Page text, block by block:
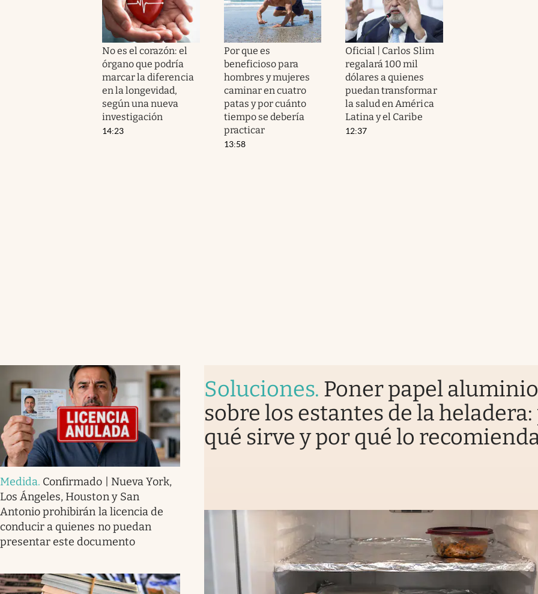
No es el corazón: el
órgano que podría
marcar la diferencia
en la longevidad,
según una nueva
investigación
14:23
Por que es
beneficioso para
hombres y mujeres
caminar en cuatro
patas y por cuánto
tiempo se debería
practicar
13:58
Oficial | Carlos Slim
regalará 100 mil
dólares a quienes
puedan transformar
la salud en América
Latina y el Caribe
12:37
Medida. Confirmado | Nueva York,
Los Ángeles, Houston y San
Antonio prohibirán la licencia de
conducir a quienes no puedan
presentar este documento
Soluciones. Poner papel aluminio
sobre los estantes de la
qué sirve y por qué lo